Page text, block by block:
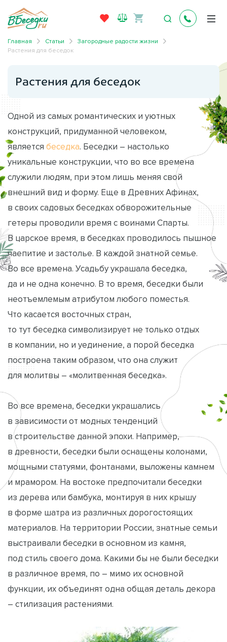
Главная Статьи
Загородные радости жизни
Растения для беседок
Растения для беседок
Одной из самых романтических и уютных
конструкций, придуманной человеком,
является беседка . Беседки – настолько
уникальные конструкции, что во все времена
служили людям, при этом лишь меняя свой
внешний вид и форму. Еще в Древних Афинах,
в своих садовых беседках обворожительные
гетеры проводили время с воинами Спарты.
В царское время, в беседках проводилось пышное
чаепитие и застолье. В каждой знатной семье.
Во все времена. Усадьбу украшала беседка,
да и не одна конечно. В то время, беседки были
неотъемлемым атрибутом любого поместья.
Что касается восточных стран,
то тут беседка символизирует не только отдых
в компании, но и уединение, а порой беседка
построена таким образом, что она служит
для молитвы – «молитвенная беседка».
Во все времена, беседки украшались
в зависимости от модных тенденций
в строительстве данной эпохи. Например,
в древности, беседки были оснащены колонами,
мощными статуями, фонтанами, выложены камнем
и мрамором. На востоке предпочитали беседки
из дерева или бамбука, монтируя в них крышу
в форме шатра из различных дорогостоящих
материалов. На территории России, знатные семьи
выстраивали беседки в основном из камня,
под стиль своего дома. Какими бы не были беседки
в различное время, по – мимо их основной
функции, их объединят одна общая деталь декора
– стилизация растениями.